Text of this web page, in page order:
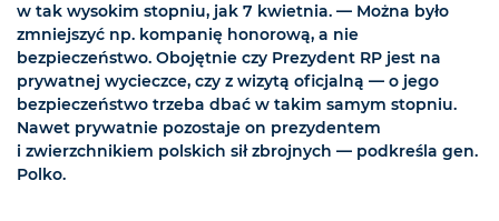
w tak wysokim stopniu, jak 7 kwietnia. — Można było
zmniejszyć np. kompanię honorową, a nie
bezpieczeństwo. Obojętnie czy Prezydent RP jest na
prywatnej wycieczce, czy z wizytą oficjalną — o jego
bezpieczeństwo trzeba dbać w takim samym stopniu.
Nawet prywatnie pozostaje on prezydentem
i zwierzchnikiem polskich sił zbrojnych — podkreśla gen.
Polko.